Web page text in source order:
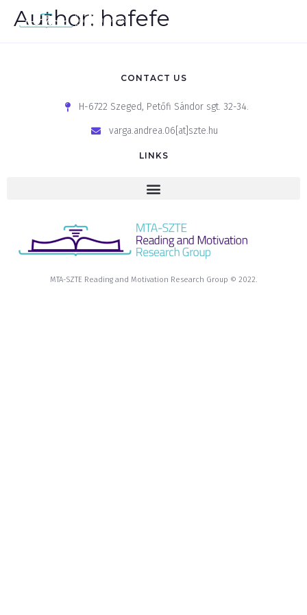
Author: hafefe
CONTACT US
H-6722 Szeged, Petőfi Sándor sgt. 32-34.
varga.andrea.06[at]szte.hu
LINKS
MTA-SZTE Reading and Motivation Research Group © 2022.